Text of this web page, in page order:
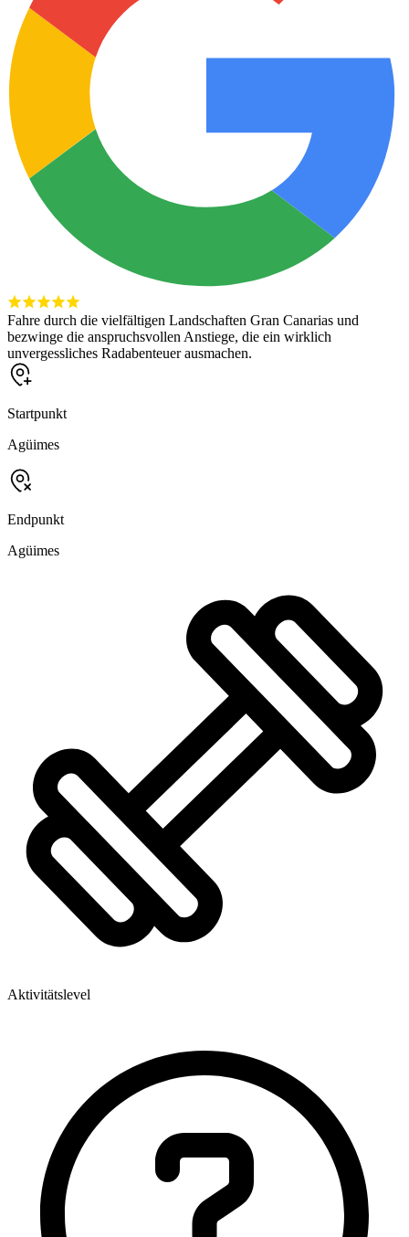
Fahre durch die vielfältigen Landschaften Gran Canarias und
bezwinge die anspruchsvollen Anstiege, die ein wirklich
unvergessliches Radabenteuer ausmachen.
Startpunkt
Agüimes
Endpunkt
Agüimes
Aktivitätslevel